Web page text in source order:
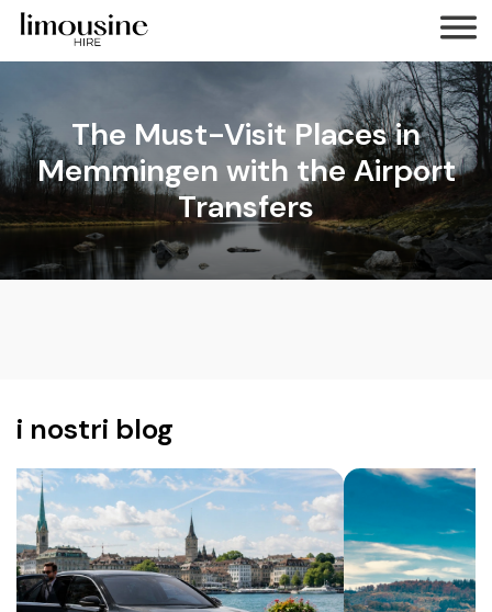
The Must-Visit Places in
Memmingen with the Airport
Transfers
i nostri blog